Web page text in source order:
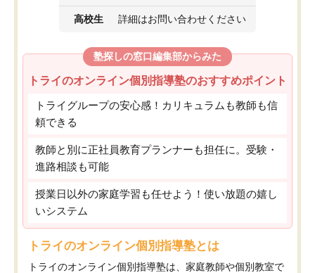
高校生 詳細はお問い合わせください
塾探しの窓口編集部からみた
トライのオンライン個別指導塾のおすすめポイント
トライグループの安心感！カリキュラムも教師も信
頼できる
教師と別に正社員教育プランナーも担任に。受験・
進路相談も可能
授業日以外の家庭学習も任せよう！使い放題の嬉し
いシステム
トライのオンライン個別指導塾とは
トライのオンライン個別指導塾は、家庭教師や個別教室で